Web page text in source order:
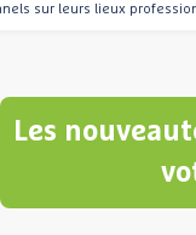
sur leurs lieux
Les